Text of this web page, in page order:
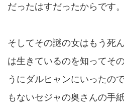
だったはすだったからです。
そしてその謎の女はもう死
は生きているのを知ってそ
うにダルヒャンにいったの
もないセジャの奥さんの手